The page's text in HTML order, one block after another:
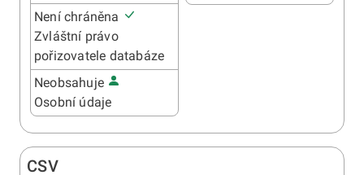
Není chráněna
Zvláštní právo
pořizovatele databáze
Neobsahuje
Osobní údaje
CSV